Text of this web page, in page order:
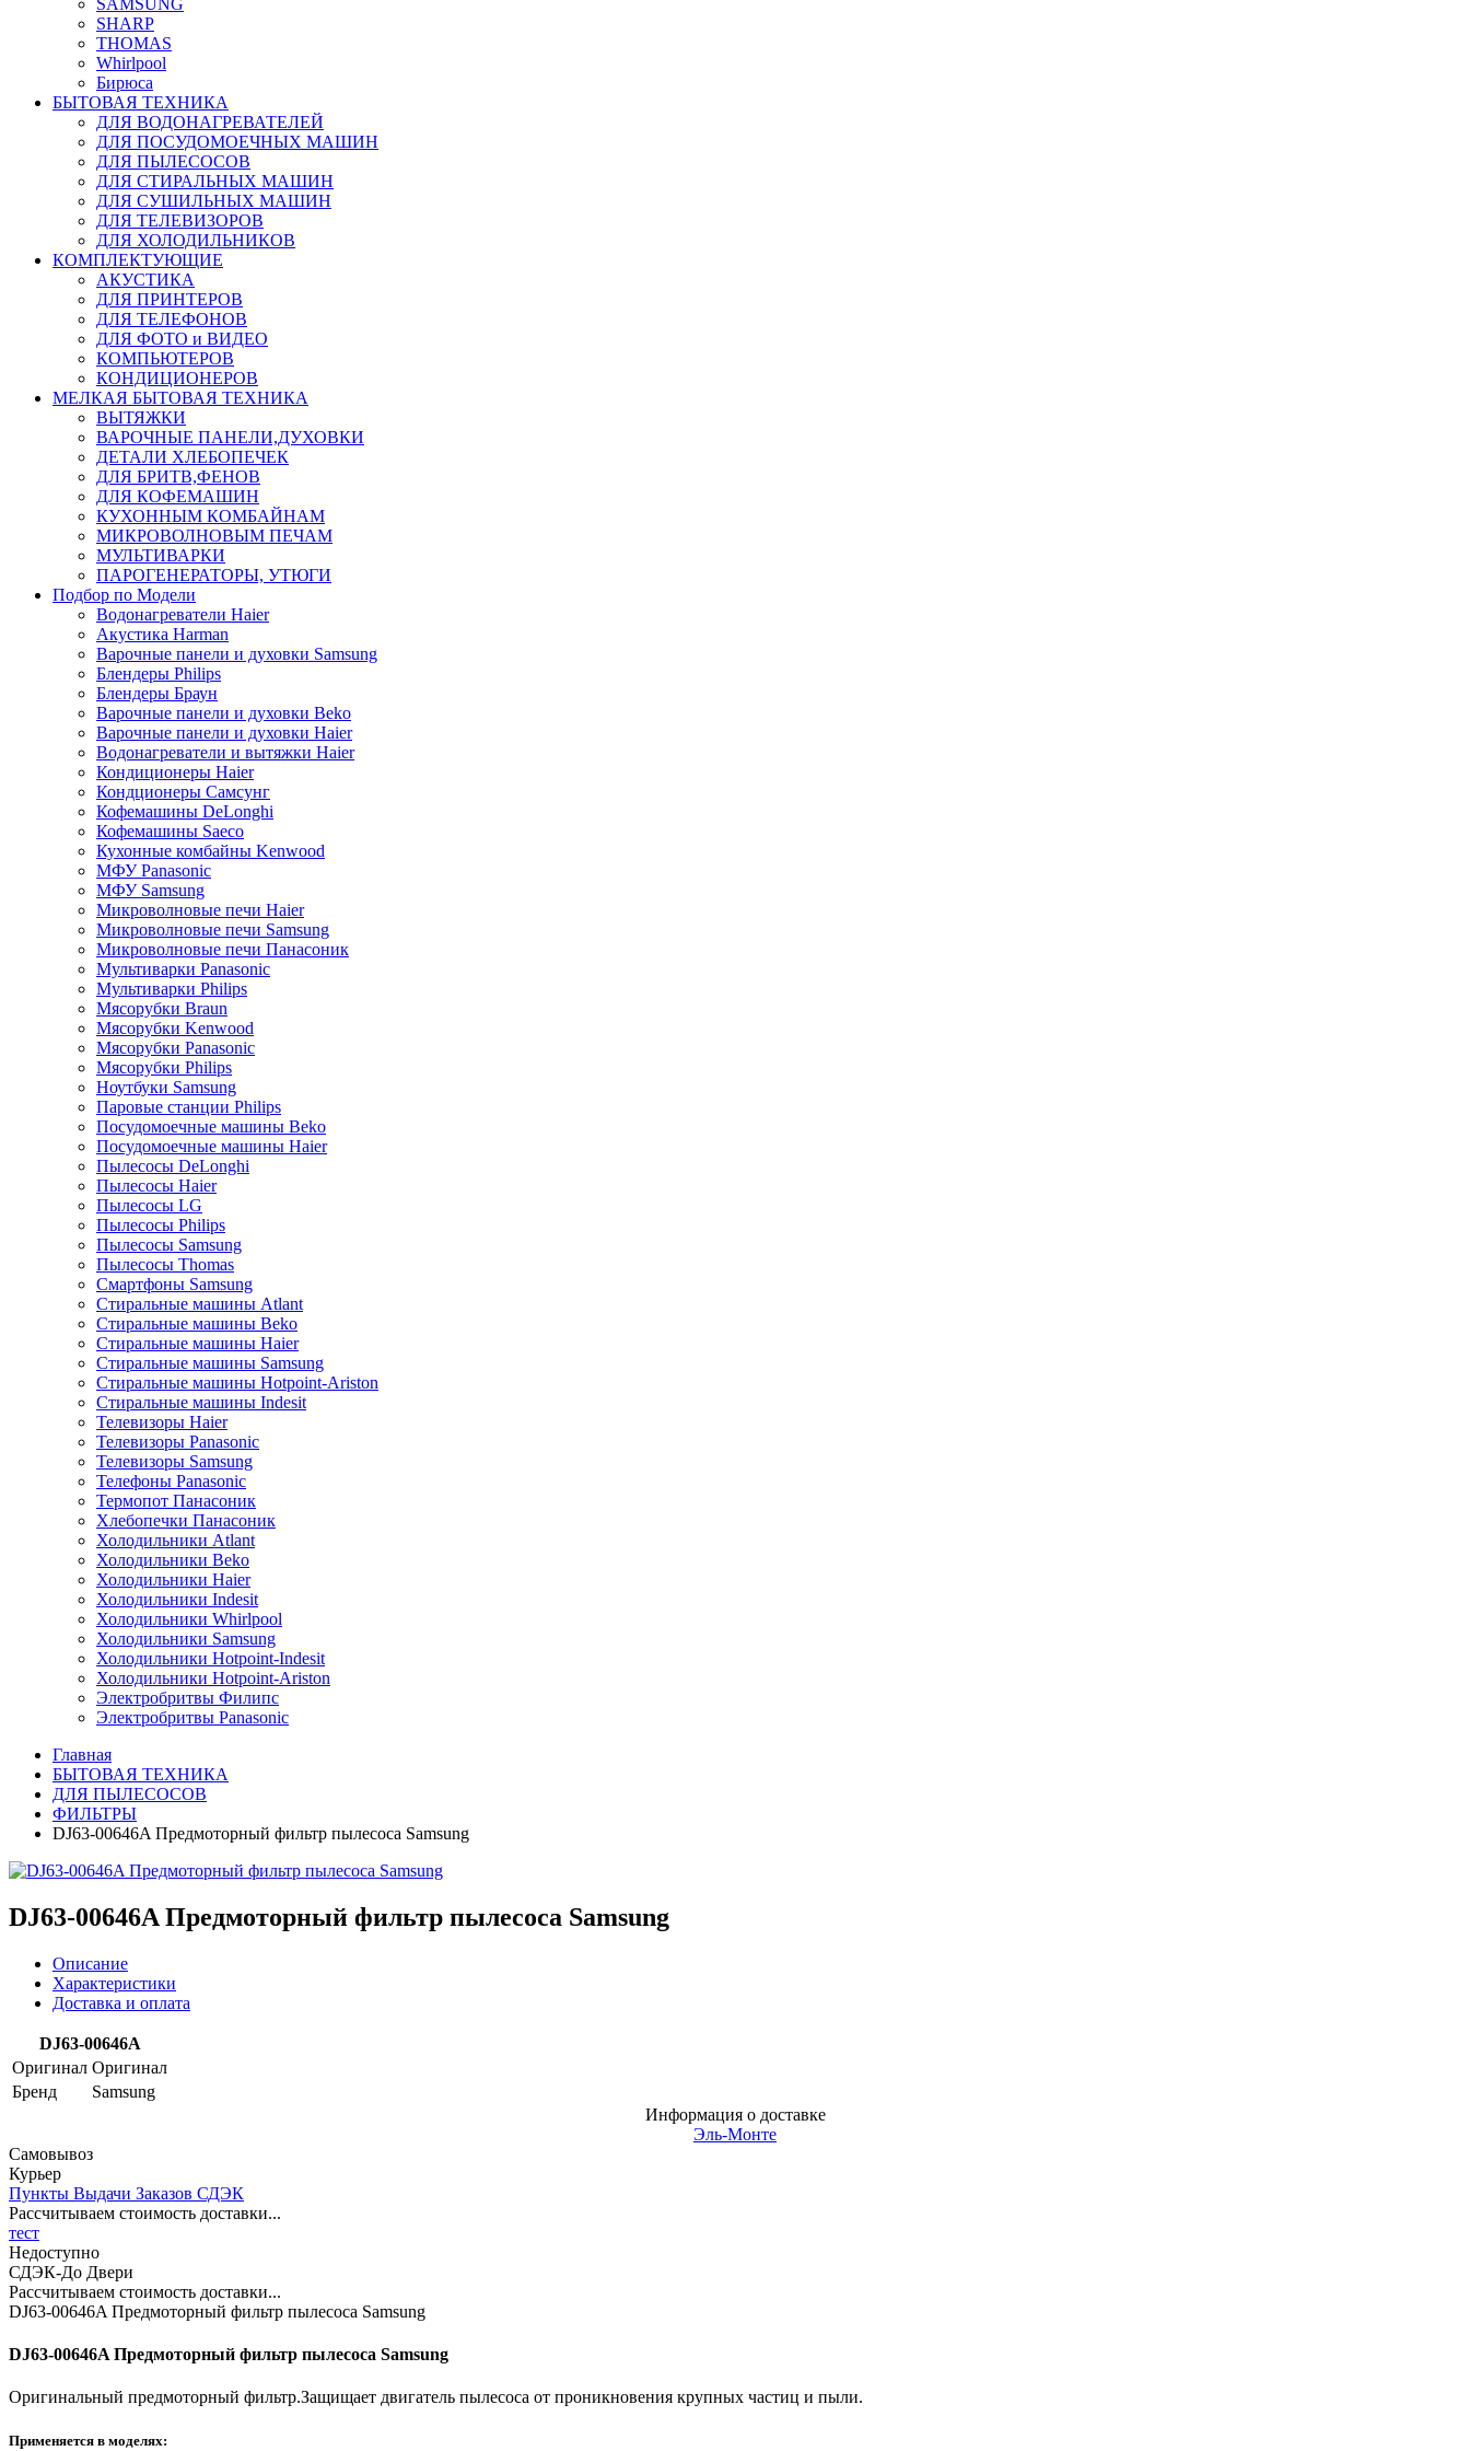
SAMSUNG
SHARP
THOMAS
Whirlpool
Бирюса
БЫТОВАЯ ТЕХНИКА
ДЛЯ ВОДОНАГРЕВАТЕЛЕЙ
ДЛЯ ПОСУДОМОЕЧНЫХ МАШИН
ДЛЯ ПЫЛЕСОСОВ
ДЛЯ СТИРАЛЬНЫХ МАШИН
ДЛЯ СУШИЛЬНЫХ МАШИН
ДЛЯ ТЕЛЕВИЗОРОВ
ДЛЯ ХОЛОДИЛЬНИКОВ
КОМПЛЕКТУЮЩИЕ
АКУСТИКА
ДЛЯ ПРИНТЕРОВ
ДЛЯ ТЕЛЕФОНОВ
ДЛЯ ФОТО и ВИДЕО
КОМПЬЮТЕРОВ
КОНДИЦИОНЕРОВ
МЕЛКАЯ БЫТОВАЯ ТЕХНИКА
ВЫТЯЖКИ
ВАРОЧНЫЕ ПАНЕЛИ,ДУХОВКИ
ДЕТАЛИ ХЛЕБОПЕЧЕК
ДЛЯ БРИТВ,ФЕНОВ
ДЛЯ КОФЕМАШИН
КУХОННЫМ КОМБАЙНАМ
МИКРОВОЛНОВЫМ ПЕЧАМ
МУЛЬТИВАРКИ
ПАРОГЕНЕРАТОРЫ, УТЮГИ
Подбор по Модели
Водонагреватели Haier
Акустика Harman
Варочные панели и духовки Samsung
Блендеры Philips
Блендеры Браун
Варочные панели и духовки Beko
Варочные панели и духовки Haier
Водонагреватели и вытяжки Haier
Кондиционеры Haier
Кондционеры Самсунг
Кофемашины DeLonghi
Кофемашины Saeco
Кухонные комбайны Kenwood
МФУ Panasonic
МФУ Samsung
Микроволновые печи Haier
Микроволновые печи Samsung
Микроволновые печи Панасоник
Мультиварки Panasonic
Мультиварки Philips
Мясорубки Braun
Мясорубки Kenwood
Мясорубки Panasonic
Мясорубки Philips
Ноутбуки Samsung
Паровые станции Philips
Посудомоечные машины Beko
Посудомоечные машины Haier
Пылесосы DeLonghi
Пылесосы Haier
Пылесосы LG
Пылесосы Philips
Пылесосы Samsung
Пылесосы Thomas
Смартфоны Samsung
Стиральные машины Atlant
Стиральные машины Beko
Стиральные машины Haier
Стиральные машины Samsung
Стиральные машины Hotpoint-Ariston
Стиральные машины Indesit
Телевизоры Haier
Телевизоры Panasonic
Телевизоры Samsung
Телефоны Panasonic
Термопот Панасоник
Хлебопечки Панасоник
Холодильники Atlant
Холодильники Beko
Холодильники Haier
Холодильники Indesit
Холодильники Whirlpool
Холодильники Samsung
Холодильники Hotpoint-Indesit
Холодильники Hotpoint-Ariston
Электробритвы Филипс
Электробритвы Panasonic
Главная
БЫТОВАЯ ТЕХНИКА
ДЛЯ ПЫЛЕСОСОВ
ФИЛЬТРЫ
DJ63-00646A Предмоторный фильтр пылесоса Samsung
DJ63-00646A Предмоторный фильтр пылесоса Samsung
Описание
Характеристики
Доставка и оплата
DJ63-00646A
Оригинал Оригинал
Бренд
Samsung
Информация о доставке
Эль-Монте
Самовывоз
Курьер
Пункты Выдачи Заказов СДЭК
Рассчитываем стоимость доставки...
тест
Недоступно
СДЭК-До Двери
Рассчитываем стоимость доставки...
DJ63-00646A Предмоторный фильтр пылесоса Samsung
DJ63-00646A Предмоторный фильтр пылесоса Samsung
Оригинальный предмоторный фильтр.Защищает двигатель пылесоса от проникновения крупных частиц и пыли.
Применяется в моделях: